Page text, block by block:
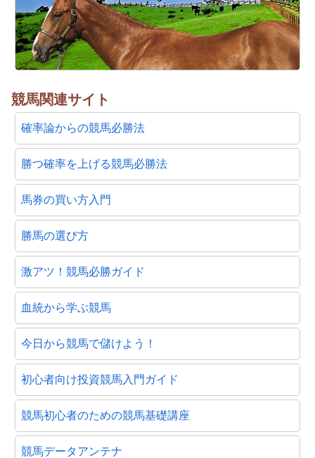
競馬関連サイト
確率論からの競馬必勝法
勝つ確率を上げる競馬必勝法
馬券の買い方入門
勝馬の選び方
激アツ！競馬必勝ガイド
血統から学ぶ競馬
今日から競馬で儲けよう！
初心者向け投資競馬入門ガイド
競馬初心者のための競馬基礎講座
競馬データアンテナ